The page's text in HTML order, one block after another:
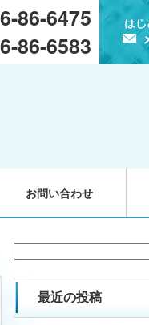
86-6475
86-6583
お問い合わせ
最近の投稿